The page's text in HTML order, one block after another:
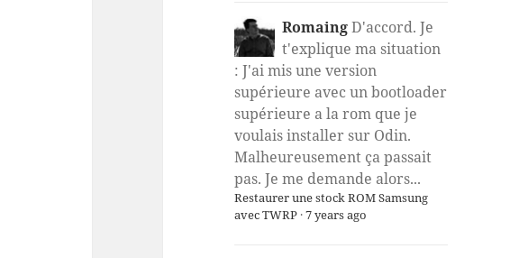
RomaingD'accord. Je
t'explique ma situation
: J'ai mis une version
supérieure avec un bootloader
supérieure a la rom que je
voulais installer sur Odin.
Malheureusement ça passait
pas. Je me demande alors...
Restaurer une stock ROM Samsung
avec TWRP·7 years ago